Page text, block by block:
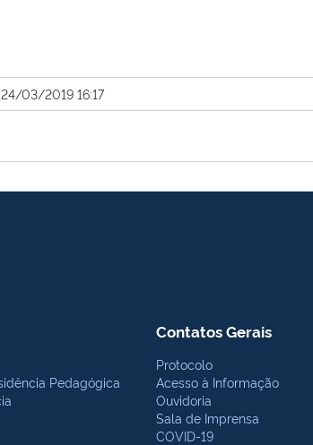
03/2019 16:17
Pedagógica
Contatos Gerais
Protocolo
Acesso à Informação
Ouvidoria
Sala de Imprensa
COVID-19